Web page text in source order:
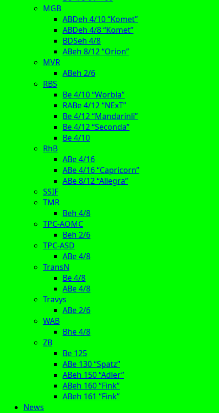
MGB
ABDeh 4/10 “Komet”
ABDeh 4/8 “Komet”
BDSeh 4/8
ABeh 8/12 “Orion”
MVR
ABeh 2/6
RBS
Be 4/10 “Worbla”
RABe 4/12 “NExT”
Be 4/12 “Mandarinli”
Be 4/12 “Seconda”
Be 4/10
RhB
ABe 4/16
ABe 4/16 “Capricorn”
ABe 8/12 “Allegra”
SSIF
TMR
Beh 4/8
TPC-AOMC
Beh 2/6
TPC-ASD
ABe 4/8
TransN
Be 4/8
ABe 4/8
Travys
ABe 2/6
WAB
Bhe 4/8
ZB
Be 125
ABe 130 “Spatz”
ABeh 150 “Adler”
ABeh 160 “Fink”
ABeh 161 “Fink”
News